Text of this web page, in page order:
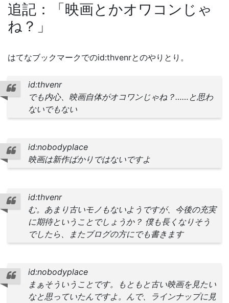
追記：「映画とかオワコンじゃ
ね？」
はてなブックマークでのid:thvenrとのやりとり。
id:thvenr
でも内心、映画自体がオコワンじゃね？……と思わ
ないでもない
id:nobodyplace
映画は新作ばかりではないですよ
id:thvenr
む。あまり古いモノもないようですが、今後の充実
に期待ということでしょうか？ 僕も長くなりそう
でしたら、またブログの方にでも書きます
id:nobodyplace
まぁそういうことです。もともと古い映画を見たい
なと思っていたんですよ。んで、ラインナップに見